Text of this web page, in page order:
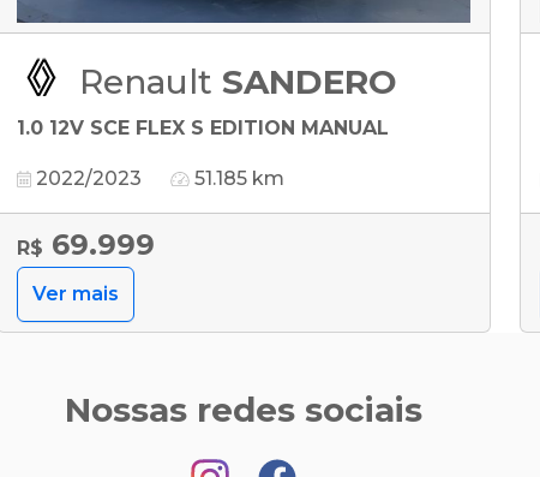
Renault SANDERO
1.0 12V SCE FLEX S EDITION MANUAL
2022/2023 51.185 km
R$ 69.999
Ver mais
Nossas redes sociais